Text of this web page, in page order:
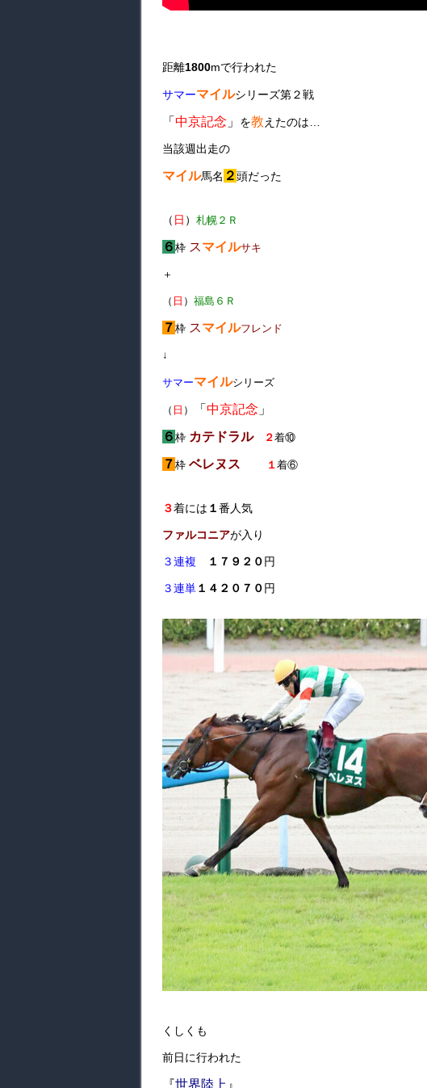
距離1800mで行われた
サマーマイルシリーズ第２戦
「 中京記念 」 を教えたのは…
当該週出走の
マイル馬名 ２頭だった
（ 日 ） 札幌２Ｒ
６ 枠 スマイルサキ
＋
（ 日 ） 福島６Ｒ
７ 枠 スマイルフレンド
↓
サマーマイルシリーズ
（ 日 ） 「 中京記念 」
６ 枠 カテドラル ２着⑩
７ 枠 ベレヌス １着⑥
３着には １番人気
ファルコニアが入り
３連複 １７９２０円
３連単１４２０７０円
くしくも
前日に行われた
『世界陸上 』